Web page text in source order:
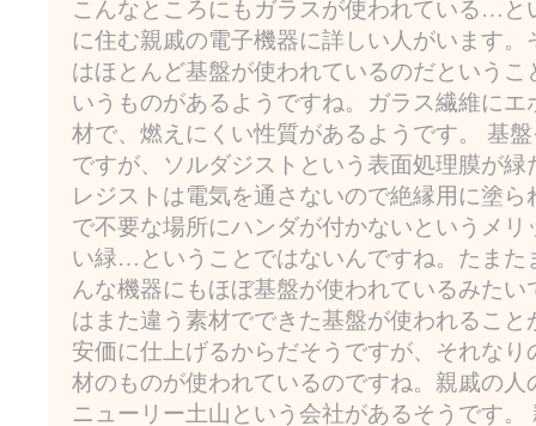
こんなところにもガラスが使われている…と
に住む親戚の電子機器に詳しい人がいます
はほとんど基盤が使われているのだという
いうものがあるようですね。ガラス繊維に
材で、燃えにくい性質があるようです。 基
ですが、ソルダジストという表面処理膜が
レジストは電気を通さないので絶縁用に塗
で不要な場所にハンダが付かないというメ
い緑…ということではないんですね。たまた
んな機器にもほぼ基盤が使われているみた
はまた違う素材でできた基盤が使われるこ
安価に仕上げるからだそうですが、それな
材のものが使われているのですね。親戚の人
ニューリー土山という会社があるそうです